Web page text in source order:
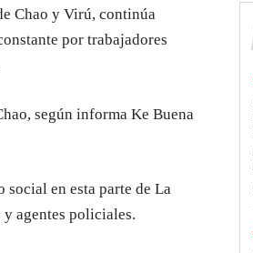
Chao y Virú, continúa
por trabajadores
según informa Ke Buena
en esta parte de La
agentes policiales.